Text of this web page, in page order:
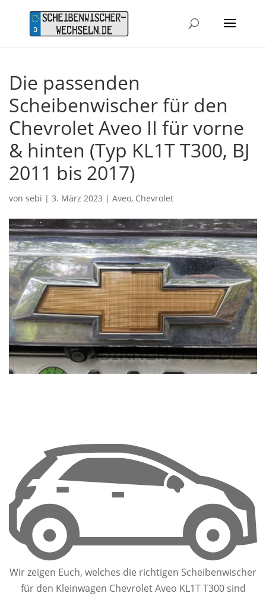
Die passenden
Scheibenwischer für den
Chevrolet Aveo II für vorne
& hinten (Typ KL1T T300, BJ
2011 bis 2017)
von sebi | 3. März 2023 | Aveo, Chevrolet
Wir zeigen Euch, welches die richtigen Scheibenwischer
für den Kleinwagen Chevrolet Aveo KL1T T300 sind